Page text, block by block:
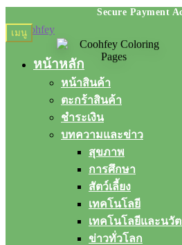
Skip
to
Skip
to
เมนู
หน้าหลัก
หน้าสินค้า
ตะกร้าสินค้า
ชำระเงิน
บทความและข่าว
สุขภาพ
การศึกษา
สัตว์เลี้ยง
เทคโนโลยี
เทคโนโลยีและนวั
ข่าวทั่วโลก